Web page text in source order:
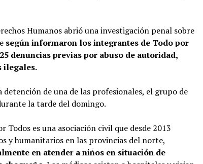
Humanos abrió una investigación penal sobre
según informaron los integrantes de Todo por
denuncias previas por abuso de autoridad,
ilegales.
detención de una de las profesionales, el grupo de
la tarde del domingo.
Todos es una asociación civil que desde 2013
y humanitarios en las provincias del norte,
en atender a niños en situación de